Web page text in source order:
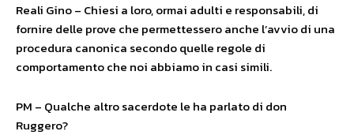
Reali Gino – Chiesi a loro, ormai adulti e responsabili, di
fornire delle prove che permettessero anche l’avvio di una
procedura canonica secondo quelle regole di
comportamento che noi abbiamo in casi simili.
PM – Qualche altro sacerdote le ha parlato di don
Ruggero?